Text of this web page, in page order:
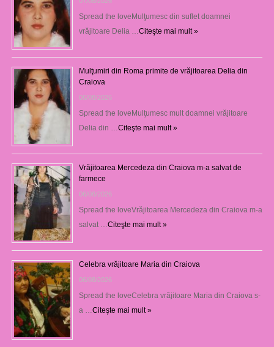
Spread the loveMulţumesc din suflet doamnei
vrăjitoare Delia …Citeşte mai mult »
Mulţumiri din Roma primite de vrăjitoarea Delia din
Craiova
06/08/2026
Spread the loveMulţumesc mult doamnei vrăjitoare
Delia din …Citeşte mai mult »
Vrăjitoarea Mercedeza din Craiova m-a salvat de
farmece
06/08/2026
Spread the loveVrăjitoarea Mercedeza din Craiova m-a
salvat …Citeşte mai mult »
Celebra vrăjitoare Maria din Craiova
06/08/2026
Spread the loveCelebra vrăjitoare Maria din Craiova s-
a …Citeşte mai mult »